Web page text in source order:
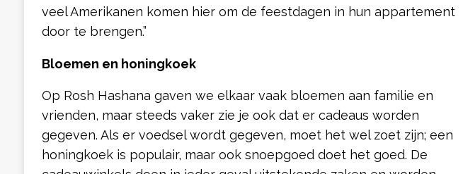
veel Amerikanen komen hier om de feestdagen in hun appartement
door te brengen.”
Bloemen en honingkoek
Op Rosh Hashana gaven we elkaar vaak bloemen aan familie en
vrienden, maar steeds vaker zie je ook dat er cadeaus worden
gegeven. Als er voedsel wordt gegeven, moet het wel zoet zijn; een
honingkoek is populair, maar ook snoepgoed doet het goed. De